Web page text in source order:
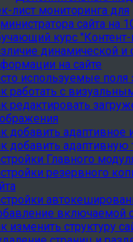
лист мониторинга для
сайта на
курс
динамической и
на сайте
используемые поля
работать с
редактировать
добавить адаптивное
добавить адаптивную
Главного
резервного
включаемой
изменить структуру